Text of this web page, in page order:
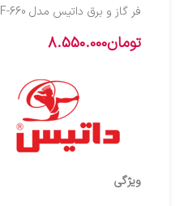
فر گاز و برق داتیس مدل DF-660
تومان8.550.000
ویژگی